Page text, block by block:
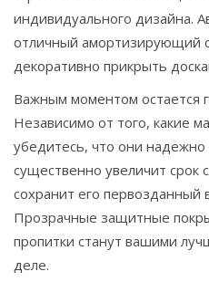
индивидуального дизайна.
отличный амортизирующий
декоративно прикрыть
Важным моментом остается
Независимо от того, какие
убедитесь, что они
существенно увеличит срок
сохранит его первозданный
Прозрачные защитные
пропитки станут вашими
деле.